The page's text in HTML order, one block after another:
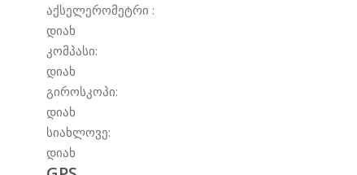
აქსელერომეტრი :
დიახ
კომპასი:
დიახ
გიროსკოპი:
დიახ
სიახლოვე:
დიახ